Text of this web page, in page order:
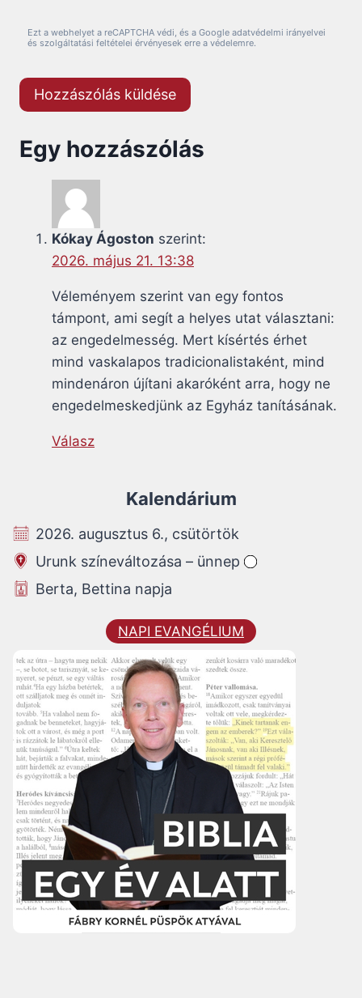
Ezt a webhelyet a reCAPTCHA védi, és a Google adatvédelmi irányelvei
és szolgáltatási feltételei érvényesek erre a védelemre.
Egy hozzászólás
Kókay Ágoston szerint:
2026. május 21. 13:38
Véleményem szerint van egy fontos
támpont, ami segít a helyes utat választani:
az engedelmesség. Mert kísértés érhet
mind vaskalapos tradicionalistaként, mind
mindenáron újítani akaróként arra, hogy ne
engedelmeskedjünk az Egyház tanításának.
Válasz
Kalendárium
2026. augusztus 6., csütörtök
Urunk színeváltozása – ünnep
Berta, Bettina napja
NAPI EVANGÉLIUM